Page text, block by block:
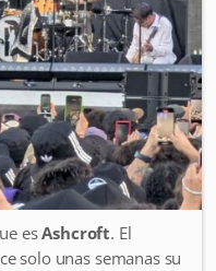
esAshcroft. El
solo unas semanas su